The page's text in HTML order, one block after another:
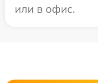
или в офис.